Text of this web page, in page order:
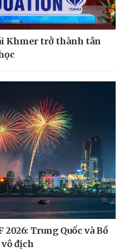
Khmer trở thành tân
Trung Quốc và Bồ
địch